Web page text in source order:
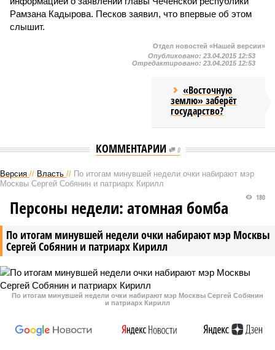
Рамзана Кадырова. Песков заявил, что впервые об этом
слышит.
Отдел новостей «Нашей версии»
Опубликовано: 23.04.2015 12:53
Отредактировано: 23.04.2015 12:53
«Восточную
землю» заберёт
государство?
КОММЕНТАРИИ 0
Версия // Власть // По итогам минувшей недели очки набирают мэр
Москвы Сергей Собянин и патриарх Кирилл
По итогам минувшей недели очки набирают мэр Москвы
Сергей Собянин и патриарх Кирилл
180
Персоны недели: атомная бомба
По итогам минувшей недели очки набирают мэр Москвы Сергей Собянин
и патриарх Кирилл